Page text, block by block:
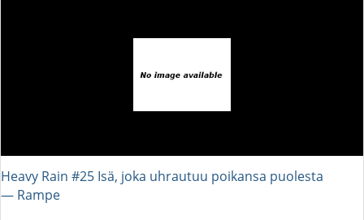
Heavy Rain #25 Isä, joka uhrautuu poikansa puolesta
― Rampe